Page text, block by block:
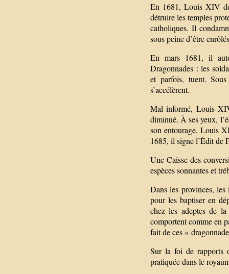
En 1681, Louis XIV
détruire les temples
catholiques. Il
sous peine d’être
En mars 1681, il
Dragonnades : les
et parfois, tuent.
s’accélèrent.
Mal informé, Louis
diminué. À ses yeux,
son entourage, Louis
1685, il signe l’Édit de
Une Caisse des
espèces sonnantes et
Dans les provinces, les
pour les baptiser en
chez les adeptes de
comportent comme en
fait de ces «
Sur la foi de rapports
pratiquée dans le